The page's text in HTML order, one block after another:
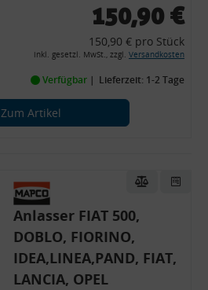
150,90 €
150,90 € pro Stück
inkl. gesetzl. MwSt., zzgl. Versandkosten
Verfügbar Lieferzeit: 1-2 Tage
Zum Artikel
Anlasser FIAT 500,
DOBLO, FIORINO,
IDEA,LINEA,PAND, FIAT,
LANCIA, OPEL